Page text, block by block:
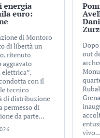
energia
euro:
di Montoro
di libertà un
ritenuto
con il
tecnico
di distribuzione
permesso di
da parte...
out
vivo...